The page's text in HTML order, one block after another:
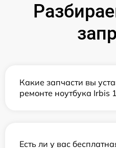
Какие запчасти вы
ремонте ноутбука Irbis
Есть ли у вас